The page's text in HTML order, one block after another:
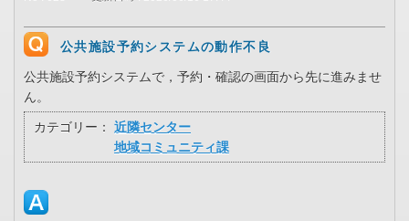
公共施設予約システムの動作不良
公共施設予約システムで，予約・確認の画面から先に進みませ
ん。
カテゴリー：
近隣センター
地域コミュニティ課